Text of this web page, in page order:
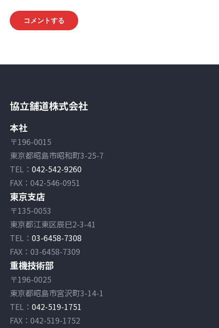
コメントする
協立舗道株式会社
本社
〒196-0015
東京都昭島市昭和町3-25-7
TEL： 042-542-9260
FAX：042-546-0951
東京支店
〒135-0053
東京都江東区辰巳2-3-41
TEL： 03-6458-7308
FAX：03-6458-7309
重機技術部
〒196-0025
東京都昭島市宮沢町3-14-1
TEL： 042-519-1751
FAX：042-519-1752